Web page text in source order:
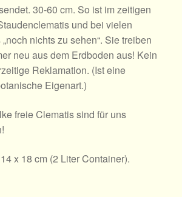
30-60 cm. So ist im zeitigen
und bei vielen
nichts zu sehen“. Sie treiben
neu aus dem Erdboden aus! Kein
Reklamation. (Ist eine
Eigenart.)
freie Clematis sind für uns
x 18 cm (2 Liter Container).